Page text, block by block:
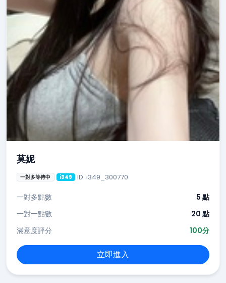
莫妮
一對多等待中 i349 ID: i349_300770
一對多點數
5 點
一對一點數
20 點
滿意度評分
100分
立即進入